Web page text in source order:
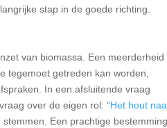
stap in de goede richting.
van biomassa. Een meerderheid
tegemoet getreden kan worden,
In een afsluitende vraag
over de eigen rol: “Het hout
Een prachtige bestemming.